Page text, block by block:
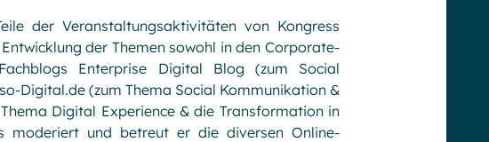
der Veranstaltungsaktivitäten von Kongress
der Themen sowohl in den Corporate-
Enterprise Digital Blog (zum Social
Digital.de (zum Thema Social Kommunikation &
Digital Experience & die Transformation in
moderiert und betreut er die diversen Online-